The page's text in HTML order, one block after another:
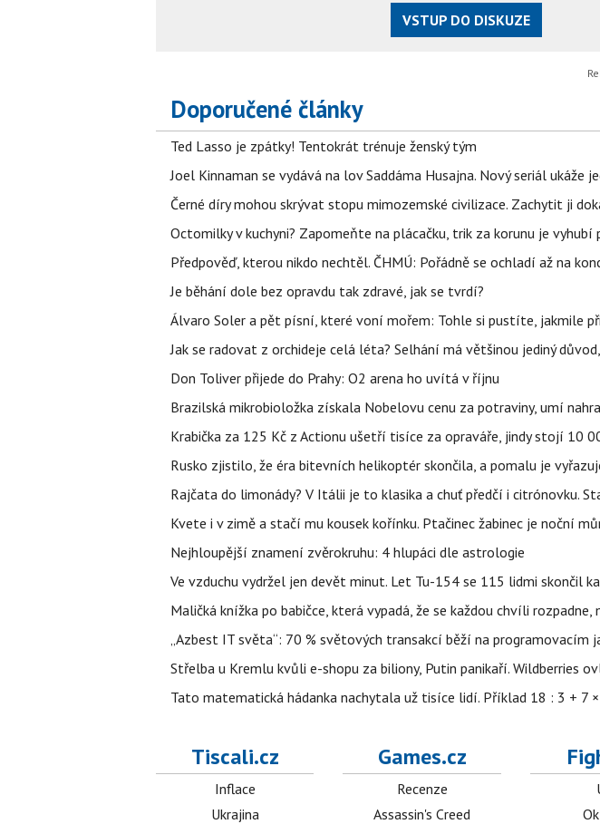
VSTUP DO DISKUZE
Doporučené články
Ted Lasso je zpátky! Tentokrát trénuje ženský tým
Joel Kinnaman se vydává na lov Saddáma Husajna. Nový seriál ukáže
Černé díry mohou skrývat stopu mimozemské civilizace. Zachytit ji
Octomilky v kuchyni? Zapomeňte na plácačku, trik za korunu je vyhubí
Předpověď, kterou nikdo nechtěl. ČHMÚ: Pořádně se ochladí až na
Je běhání dole bez opravdu tak zdravé, jak se tvrdí?
Álvaro Soler a pět písní, které voní mořem: Tohle si pustíte, jakmile
Jak se radovat z orchideje celá léta? Selhání má většinou jediný
Don Toliver přijede do Prahy: O2 arena ho uvítá v říjnu
Brazilská mikrobioložka získala Nobelovu cenu za potraviny, umí
Krabička za 125 Kč z Actionu ušetří tisíce za opraváře, jindy stojí 10
Rusko zjistilo, že éra bitevních helikoptér skončila, a pomalu je
Rajčata do limonády? V Itálii je to klasika a chuť předčí i citrónovku.
Kvete i v zimě a stačí mu kousek kořínku. Ptačinec žabinec je noční
Nejhloupější znamení zvěrokruhu: 4 hlupáci dle astrologie
Ve vzduchu vydržel jen devět minut. Let Tu-154 se 115 lidmi skončil
Maličká knížka po babičce, která vypadá, že se každou chvíli
„Azbest IT světa“: 70 % světových transakcí běží na programovacím
Střelba u Kremlu kvůli e-shopu za biliony, Putin panikaří. Wildberries
Tato matematická hádanka nachytala už tisíce lidí. Příklad 18 : 3 +
Tiscali.cz
Inflace
Ukrajina
Games.cz
Recenze
Assassin's Creed